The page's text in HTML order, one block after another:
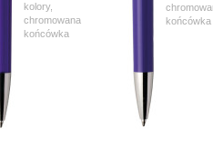
kolory,
chromowana
końcówka
końcówka